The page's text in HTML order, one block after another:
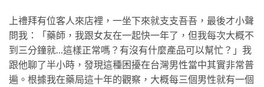
上禮拜有位客人來店裡，一坐下來就支支吾吾，最後才小聲
問我：「藥師，我跟女友在一起快一年了，但我每次大概不
到三分鐘就…這樣正常嗎？有沒有什麼產品可以幫忙？」我
跟他聊了半小時，發現這種困擾在台灣男性當中其實非常普
遍。根據我在藥局這十年的觀察，大概每三個男性就有一個